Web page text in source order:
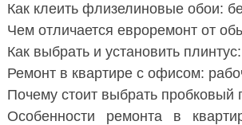
Как клеить флизелиновые обои:
Чем отличается евроремонт от
Как выбрать и установить
Ремонт в квартире с офисом:
Почему стоит выбрать пробковый
Особенности ремонта в